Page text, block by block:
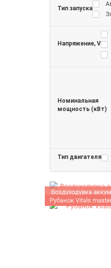
Тип запуска
Напряжение, V
Номинальная
мощность (кВт)
Тип двигателя
Воздуходувка
Рубанок Vitals